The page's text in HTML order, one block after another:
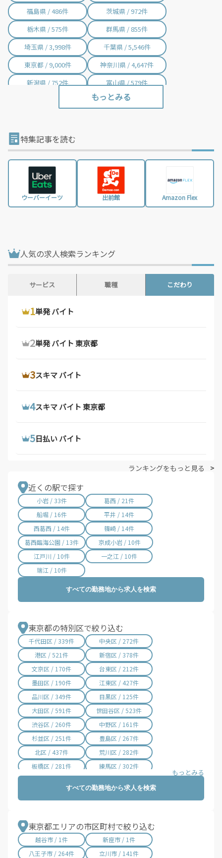
福島県 / 486件
茨城県 / 972件
栃木県 / 575件
群馬県 / 855件
埼玉県 / 3,998件
千葉県 / 5,546件
東京都 / 9,000件
神奈川県 / 4,647件
新潟県 / 752件
富山県 / 579件
福井県 / 414件
岐阜県 / 845件
愛知県 / 3,018件
三重県 / 998件
滋賀県 / 670件
京都府 / 1,418件
大阪府 / 3,331件
兵庫県 / 2,487件
奈良県 / 622件
和歌山県 / 321件
香川県 / 501件
愛媛県 / 436件
福岡県 / 1,699件
佐賀県 / 194件
特集記事を読む
ウーバーイーツ 出前館 Amazon Flex
人気の求人検索ランキング
サービス
1ウーバーイーツ 配達員
2ウーバーイーツ バイト
3ウーバーイーツ バイト 東京都
4ウーバーイーツ 配達員 大阪府
5ウーバーイーツ 求人
職種
1ドライバー 求人
2デリバリー バイト
3軽 貨物 求人
4配達 バイト
5トラック 運転 手 求人
こだわり
1単発 バイト
2単発 バイト 東京都
3スキマ バイト
4スキマ バイト 東京都
5日払い バイト
ランキングをもっと見る
近くの駅で探す
小岩 / 33件
葛西 / 21件
船堀 / 16件
平井 / 14件
西葛西 / 14件
篠崎 / 14件
葛西臨海公園 / 13件
京成小岩 / 10件
江戸川 / 10件
一之江 / 10件
瑞江 / 10件
すべての勤務地から求人を検索
東京都の特別区で絞り込む
千代田区 / 339件
中央区 / 272件
港区 / 521件
新宿区 / 378件
文京区 / 170件
台東区 / 212件
墨田区 / 190件
江東区 / 427件
品川区 / 349件
目黒区 / 125件
大田区 / 591件
世田谷区 / 523件
渋谷区 / 260件
中野区 / 161件
杉並区 / 251件
豊島区 / 267件
北区 / 437件
荒川区 / 282件
板橋区 / 281件
練馬区 / 302件
江戸川区 / 184件
横浜市神奈川区 / 1件
横浜市保土ケ谷区 / 1件
横浜市旭区 / 19件
川崎市幸区 / 1件
すべての勤務地から求人を検索
東京都エリアの市区町村で絞り込む
越谷市 / 1件
新座市 / 1件
八王子市 / 264件
立川市 / 141件